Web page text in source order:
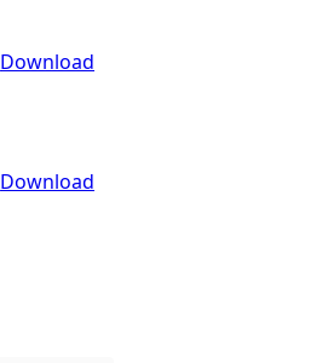
Download
Download